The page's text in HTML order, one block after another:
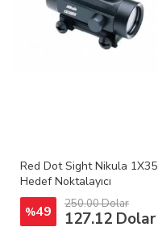
Red Dot Sight Nikula 1X35
Hedef Noktalayıcı
%49 250.00 Dolar
127.12 Dolar